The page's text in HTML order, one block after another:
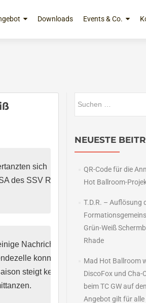
Downloads Events & Co.
sich
des SSV Rhade,
Nachrichten
konnte
steigt kein
NEUESTE
QR-Code für die
Hot Ballroom-
T.D.R. – Auflösung
Grün-Weiß
Rhade
Mad Hot Ballroom
DiscoFox und Cha-
beim TC GW auf
Angebot gilt für alle